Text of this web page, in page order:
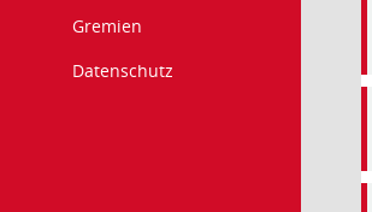
Gremien
Datenschutz